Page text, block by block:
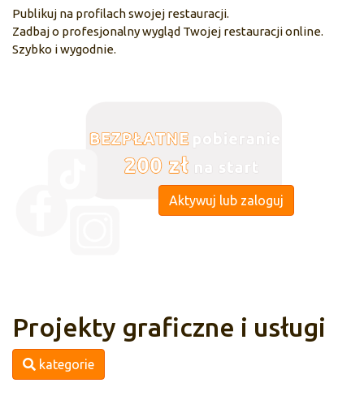
Publikuj na profilach swojej restauracji.
Zadbaj o profesjonalny wygląd Twojej restauracji online.
Szybko i wygodnie.
Aktywuj lub zaloguj
Projekty graficzne i usługi
kategorie